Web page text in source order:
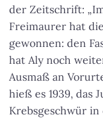
der Zeitschrift:
Freimaurer hat
gewonnen: den
hat Aly noch
Ausmaß an
hieß es 1939, das
Krebsgeschwür in